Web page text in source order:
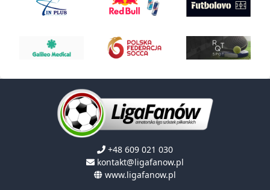
+48 609 021 030
kontakt@ligafanow.pl
www.ligafanow.pl